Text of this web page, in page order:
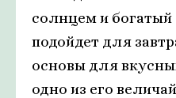
солнцем и богатый
подойдет для
основы для
одно из его